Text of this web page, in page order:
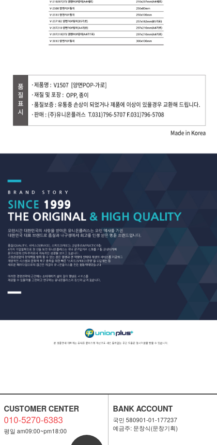
CUSTOMER CENTER
010-5270-6383
평일 am09:00~pm18:00
BANK ACCOUNT
국민 580901-01-177237
예금주: 문창식(문창기획)